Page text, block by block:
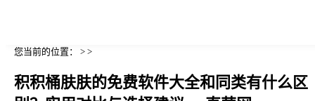
您当前的位置： > >
积积桶肤肤的免费软件大全和同类有什么区